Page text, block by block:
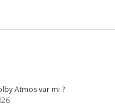
Atmos var mı ?